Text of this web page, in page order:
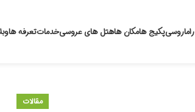
راماروسیپکیج هامکان هاهتل های عروسیخدماتتعرفه ها
مقالات